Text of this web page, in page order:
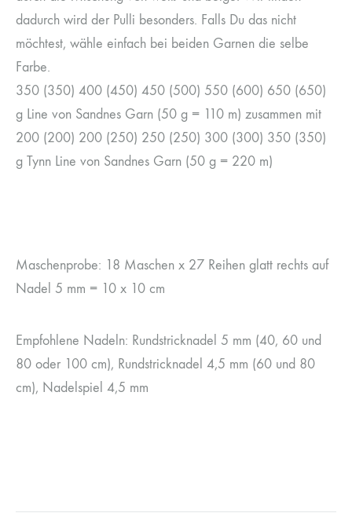
dadurch wird der Pulli besonders. Falls Du das nicht
möchtest, wähle einfach bei beiden Garnen die selbe
Farbe.
350 (350) 400 (450) 450 (500) 550 (600) 650 (650)
g Line von Sandnes Garn (50 g = 110 m) zusammen mit
200 (200) 200 (250) 250 (250) 300 (300) 350 (350)
g Tynn Line von Sandnes Garn (50 g = 220 m)
Maschenprobe: 18 Maschen x 27 Reihen glatt rechts auf
Nadel 5 mm = 10 x 10 cm
Empfohlene Nadeln: Rundstricknadel 5 mm (40, 60 und
80 oder 100 cm), Rundstricknadel 4,5 mm (60 und 80
cm), Nadelspiel 4,5 mm